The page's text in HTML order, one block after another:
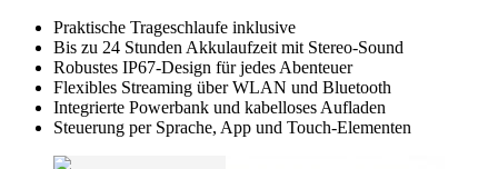
Praktische Trageschlaufe inklusive
Bis zu 24 Stunden Akkulaufzeit mit Stereo-Sound
Robustes IP67-Design für jedes Abenteuer
Flexibles Streaming über WLAN und Bluetooth
Integrierte Powerbank und kabelloses Aufladen
Steuerung per Sprache, App und Touch-Elementen